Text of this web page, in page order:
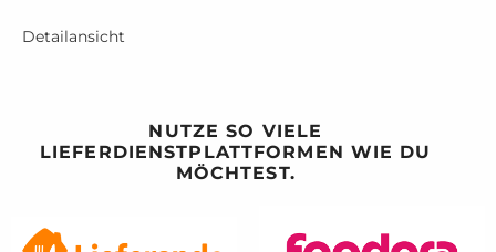
Detailansicht
NUTZE SO VIELE
LIEFERDIENSTPLATTFORMEN WIE DU
MÖCHTEST.